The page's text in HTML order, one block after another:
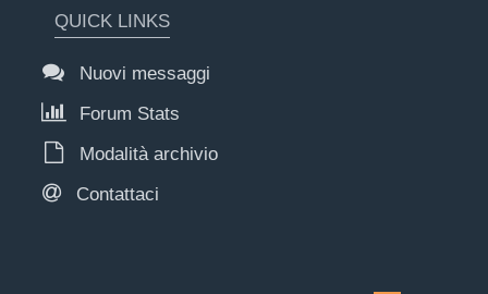
QUICK LINKS
Nuovi messaggi
Forum Stats
Modalità archivio
Contattaci